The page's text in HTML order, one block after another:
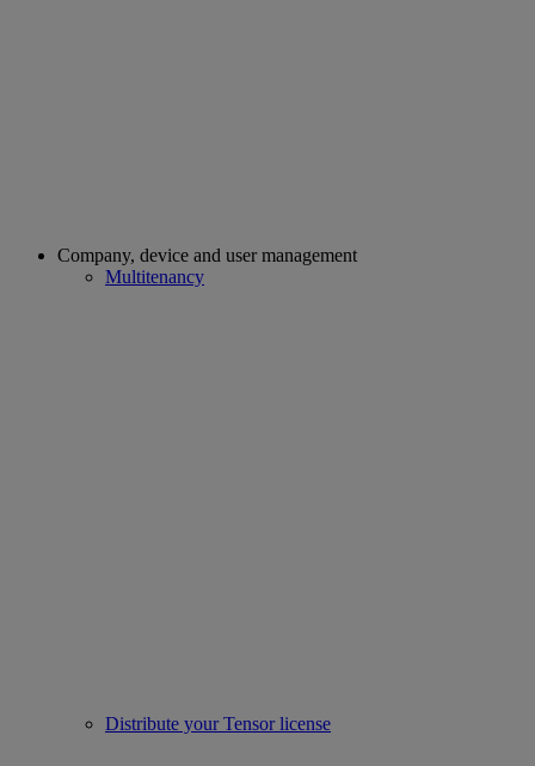
Company, device and user management
Multitenancy
Distribute your Tensor license